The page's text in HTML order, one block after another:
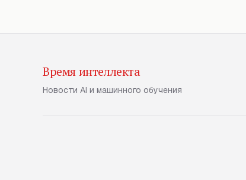
Время интеллекта
Новости AI и машинного обучения